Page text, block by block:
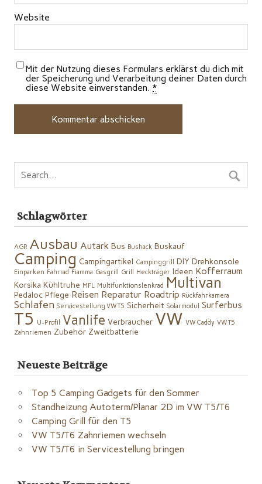
Website
Mit der Nutzung dieses Formulars erklärst du dich mit
der Speicherung und Verarbeitung deiner Daten durch
diese Website einverstanden. *
Schlagwörter
AGR Ausbau Autark Bus Bushack Buskauf
Camping Campingartikel Campinggrill DIY Drehkonsole
Einparken Fahrrad Fiamma Gasgrill Grill Heckträger Ideen Kofferraum
Korsika Kühltruhe MFL Multifunktionslenkrad Multivan
Pedaloc Pflege Reisen Reparatur Roadtrip Rückfahrkamera
Schlafen Servicestellung VW T5 Sicherheit Solarmodul Surferbus
T5 U-Profil Vanlife Verbraucher VW VW Caddy VW T5
Zahnriemen Zubehör Zweitbatterie
Neueste Beiträge
Top 5 Camping Gadgets für den Sommer
Standheizung Autoterm/Planar 2D im VW T5/T6
Camping Grill für den T5
VW T5/T6 Zahnriemen wechseln
VW T5/T6 in Servicestellung bringen